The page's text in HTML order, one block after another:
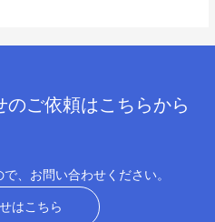
ご依頼はこちらから
、お問い合わせください。
はこちら